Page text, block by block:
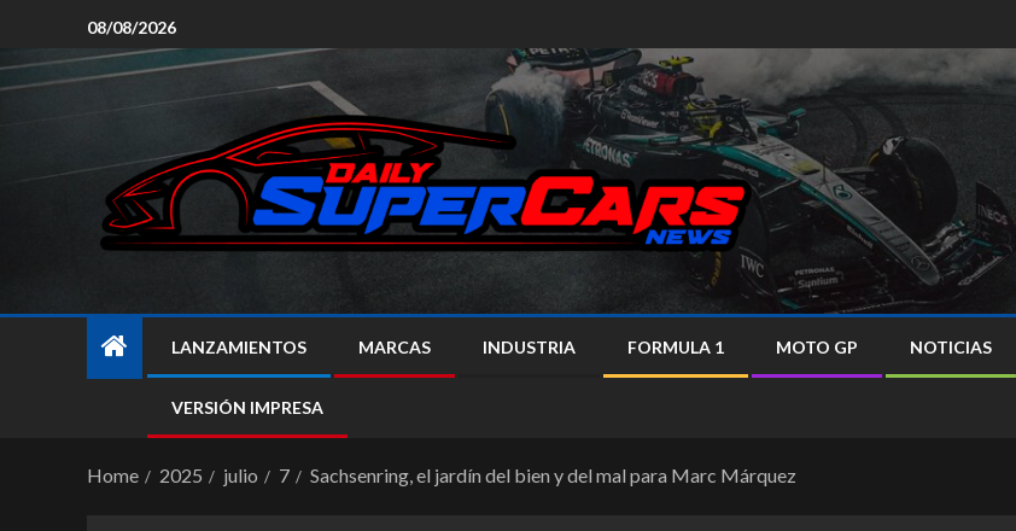
08/08/2026
LANZAMIENTOS MARCAS INDUSTRIA FORMULA 1 MOTO GP NOTICIAS
VERSIÓN IMPRESA
Home 2025 julio 7 Sachsenring, el jardín del bien y del mal para Marc Márquez